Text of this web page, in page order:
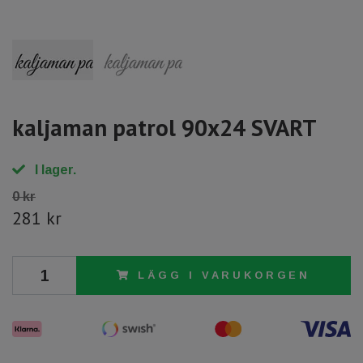
kaljaman patrol 90x24 SVART
I lager.
0 kr
281 kr
LÄGG I VARUKORGEN